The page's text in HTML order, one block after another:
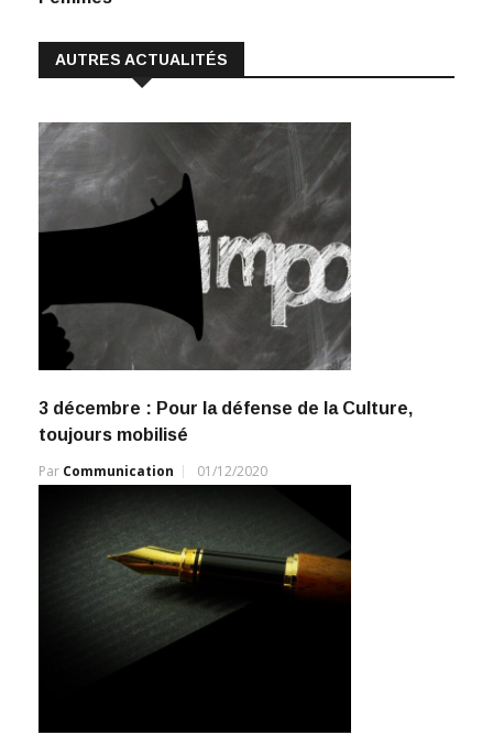
AUTRES ACTUALITÉS
3 décembre : Pour la défense de la Culture,
toujours mobilisé
Par Communication 01/12/2020